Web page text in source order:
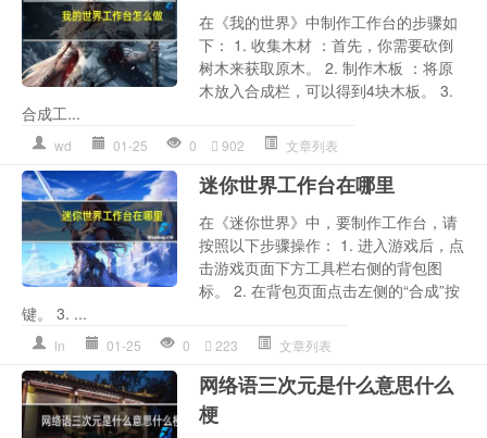
在《我的世界》中制作工作台的步骤如
下： 1. 收集木材 ：首先，你需要砍倒
树木来获取原木。 2. 制作木板 ：将原
木放入合成栏，可以得到4块木板。 3.
合成工...
wd 01-25 0 902 文章列表
迷你世界工作台在哪里
在《迷你世界》中，要制作工作台，请
按照以下步骤操作： 1. 进入游戏后，点
击游戏页面下方工具栏右侧的背包图
标。 2. 在背包页面点击左侧的“合成”按
键。 3. ...
ln 01-25 0 223 文章列表
网络语三次元是什么意思什么
梗